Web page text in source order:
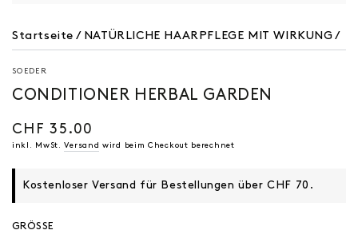
Startseite / NATÜRLICHE HAARPFLEGE MIT WIRKUNG /
SOEDER
CONDITIONER HERBAL GARDEN
Regulärer
Preis
CHF 35.00
inkl. MwSt.Versand wird beim Checkout berechnet
Kostenloser Versand für Bestellungen über CHF 70.
GRÖSSE